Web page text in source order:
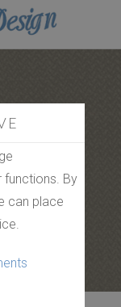
functions. By
can place